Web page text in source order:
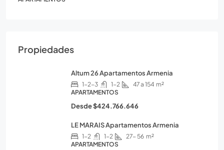
Propiedades
Altum 26 Apartamentos Armenia
1-2-3 1-2 47 a 154 m²
APARTAMENTOS
Desde$424.766.646
LE MARAIS Apartamentos Armenia
1-2 1-2 27- 56 m²
APARTAMENTOS